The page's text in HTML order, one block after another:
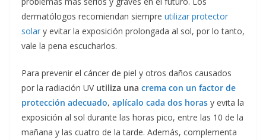
dermatólogos recomiendan siempre utilizar protector
solar y evitar la exposición prolongada al sol, por lo tanto,
vale la pena escucharlos.
Para prevenir el cáncer de piel y otros daños causados
por la radiación UV utiliza una crema con un factor de
protección adecuado, aplícalo cada dos horas y evita la
exposición al sol durante las horas pico, entre las 10 de la
mañana y las cuatro de la tarde. Además, complementa